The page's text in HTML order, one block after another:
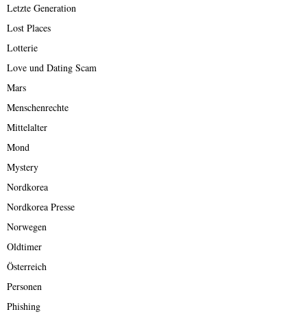
Letzte Generation
Lost Places
Lotterie
Love und Dating Scam
Mars
Menschenrechte
Mittelalter
Mond
Mystery
Nordkorea
Nordkorea Presse
Norwegen
Oldtimer
Österreich
Personen
Phishing